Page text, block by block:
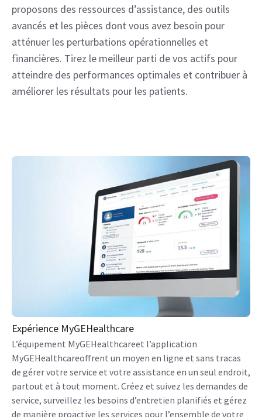
proposons des ressources d’assistance, des outils
avancés et les pièces dont vous avez besoin pour
atténuer les perturbations opérationnelles et
financières. Tirez le meilleur parti de vos actifs pour
atteindre des performances optimales et contribuer à
améliorer les résultats pour les patients.
Expérience MyGEHealthcare
L’équipement MyGEHealthcareet l’application
MyGEHealthcareoffrent un moyen en ligne et sans tracas
de gérer votre service et votre assistance en un seul endroit,
partout et à tout moment. Créez et suivez les demandes de
service, surveillez les besoins d’entretien planifiés et gérez
de manière proactive les services pour l’ensemble de votre